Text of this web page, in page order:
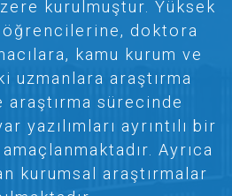
kurulmuştur. Yüksek
doktora
kamu kurum ve
uzmanlara araştırma
sürecinde
yazılımları ayrıntılı bir
Ayrıca
kurumsal araştırmalar